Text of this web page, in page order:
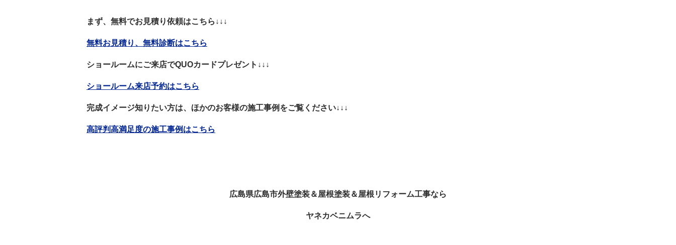
まず、無料でお見積り依頼はこちら↓↓↓
無料お見積り、無料診断はこちら
ショールームにご来店でQUOカードプレゼント↓↓↓
ショールーム来店予約はこちら
完成イメージ知りたい方は、ほかのお客様の施工事例をご覧ください↓↓↓
高評判高満足度の施工事例はこちら
広島県広島市外壁塗装＆屋根塗装＆屋根リフォーム工事なら
ヤネカベニムラへ